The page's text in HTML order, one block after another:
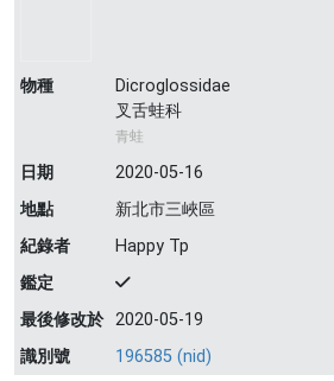
物種
Dicroglossidae
叉舌蛙科
青蛙
日期
2020-05-16
地點
新北市三峽區
紀錄者
Happy Tp
鑑定
最後修改於 2020-05-19
識別號
196585 (nid)